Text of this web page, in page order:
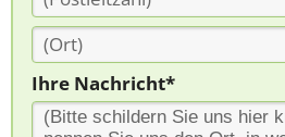
Ihre Nachricht*